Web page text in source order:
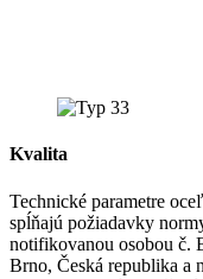
Kvalita
Technické parametre
spĺňajú požiadavky
notifikovanou osobou č.
Brno, Česká republika a